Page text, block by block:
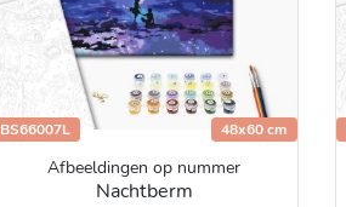
BS66007L 48x60 cm
Afbeeldingen op nummer
Nachtberm